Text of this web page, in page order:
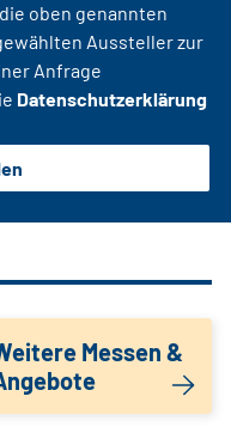
oben genannten
Aussteller zur
Anfrage
Datenschutzerklärung
Messen &